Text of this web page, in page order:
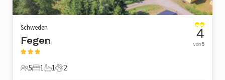
Schweden
Fegen
5 Gäste
5
1 Schlafzimmer
1
1 Badezimmer
1
2 Haustiere
2
4
von 5